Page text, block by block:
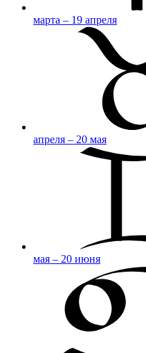
марта – 19 апреля
апреля – 20 мая
мая – 20 июня